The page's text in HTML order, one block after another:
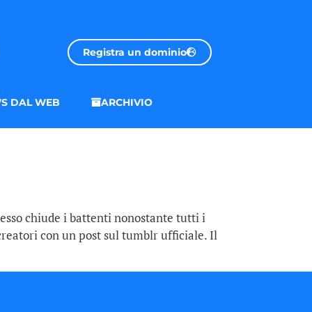
Registra un dominio
DAL WEB ARCHIVIO
chiude i battenti nonostante tutti i
con un post sul tumblr ufficiale. Il